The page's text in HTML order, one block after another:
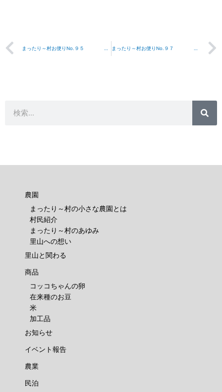
Prev
検
農園
まったり～村の小さな農園とは
村民紹介
まったり～村のあゆみ
里山への想い
里山と関わる
商品
コッコちゃんの卵
在来種のお豆
米
加工品
お知らせ
イベント報告
農業
民泊